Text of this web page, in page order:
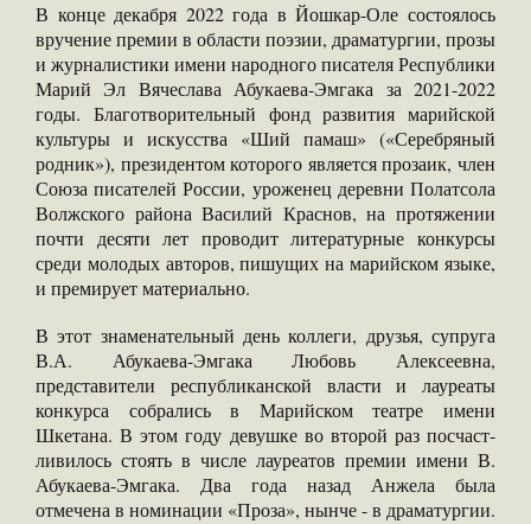
В конце декабря 2022 года в Йошкар-Оле состоялось
вручение премии в области поэзии, драматургии, прозы
и журналистики имени народного писателя Республики
Марий Эл Вячеслава Абукаева-Эмгака за 2021-2022
годы. Благотворительный фонд развития ма­рийской
культуры и искусства «Ший памаш» («Серебряный
родник»), президентом которого является прозаик, член
Союза писателей Рос­сии, уроженец деревни Полатсола
Волжского района Василий Краснов, на протяжении
почти десяти лет проводит литературные конкурсы
среди молодых авторов, пишущих на марий­ском языке,
и премирует материально.
В этот знаменательный день коллеги, друзья, супруга
В.А. Абукаева-Эмгака Любовь Алексе­евна,
представители ре­спубликанской власти и лауреаты
конкурса со­брались в Марийском те­атре имени
Шкетана. В этом году девушке во второй раз посчаст­
ливилось стоять в числе лауреатов премии имени В.
Абукаева-Эмгака. Два года назад Анжела была
отмечена в номинации «Проза», нынче - в дра­матургии.